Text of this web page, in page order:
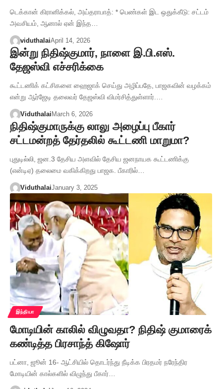
டெக்கான் கிரானிக்கல், அய்தராபாத்: * பெண்கள் இட ஒதுக்கீடு: சட்டம்
அவசியம், ஆனால் ஏன் இந்த…
viduthalaiApril 14, 2026
இன்று நிதிஷ்குமார், நாளை இ.பி.எஸ்.
தேஜஸ்வி எச்சரிக்கை
கூட்டணிக் கட்சிகளை ஹைஜாக் செய்து அழிப்பதே, பாஜகவின் வழக்கம்
என்று ஆர்ஜேடி தலைவர் தேஜஸ்வி விமர்சித்துள்ளார்.…
Viduthalai March 6, 2026
நிதிஷ்குமாருக்கு லாலு அழைப்பு பீகார்
சட்டமன்றத் தேர்தலில் கூட்டணி மாறுமா?
புதுடில்லி, ஜன.3 தேசிய அளவில் தேசிய ஜனநாயக கூட்டணிக்கு
(என்டிஏ) தலைமை வகிக்கிறது பாஜக. பீகாரில்…
ViduthalaiJanuary 3, 2025
இந்தியா
மோடியின் காலில் விழுவதா? நிதிஷ் குமாரைக்
கண்டித்த பிரசாந்த் கிஷோர்
பட்னா, ஜூன் 16- ஆட்சியில் தொடர்ந்து நீடிக்க பிரதமர் நரேந்திர
மோடியின் கால்களில் விழுந்து பீகார்…